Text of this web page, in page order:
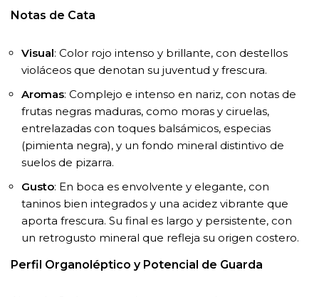
Notas de Cata
Visual: Color rojo intenso y brillante, con destellos
violáceos que denotan su juventud y frescura.
Aromas: Complejo e intenso en nariz, con notas de
frutas negras maduras, como moras y ciruelas,
entrelazadas con toques balsámicos, especias
(pimienta negra), y un fondo mineral distintivo de
suelos de pizarra.
Gusto: En boca es envolvente y elegante, con
taninos bien integrados y una acidez vibrante que
aporta frescura. Su final es largo y persistente, con
un retrogusto mineral que refleja su origen costero.
Perfil Organoléptico y Potencial de Guarda